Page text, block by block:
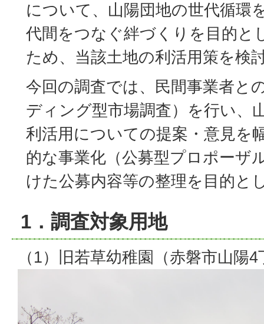
について、山陽団地の世代循環
代間をつなぐ絆づくりを目的と
ため、当該土地の利活用策を検
今回の調査では、民間事業者と
ディング型市場調査）を行い、
利活用についての提案・意見を
的な事業化（公募型プロポーザ
けた公募内容等の整理を目的と
1．調査対象用地
（1）旧若草幼稚園（赤磐市山陽